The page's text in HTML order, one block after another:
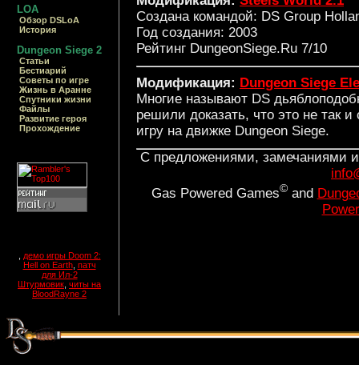
LOA
Обзор DSLoA
История
Dungeon Siege 2
Статьи
Бестиарий
Cоветы по игре
Жизнь в Аранне
Спутники жизни
Файлы
Развитие героя
Прохождение
демо игры Doom 2:
Hell on Earth, патч
для Ил-2
Штурмовик читы на
BloodRayne 2
Создана командой: DS Group
Год создания: 2003
Рейтинг DungeonSiege.Ru 7/10
Модификация: Dungeon Siege
Многие называют DS
решили доказать, что это не так
игру на движке Dungeon Siege.
С предложениями, замечаниями
Gas Powered Games©and